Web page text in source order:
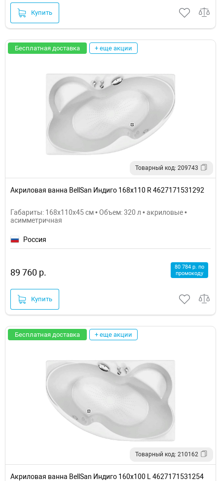
Купить
Бесплатная доставка + еще акции
Товарный код: 209743
Акриловая ванна BellSan Индиго 168x110 R 4627171531292
Габариты: 168x110x45 см • Объем: 320 л • акриловые •
асимметричная
Россия
89 760 р.
80 784 р. по
промокоду
Купить
Бесплатная доставка + еще акции
Товарный код: 210162
Акриловая ванна BellSan Индиго 160x100 L 4627171531254